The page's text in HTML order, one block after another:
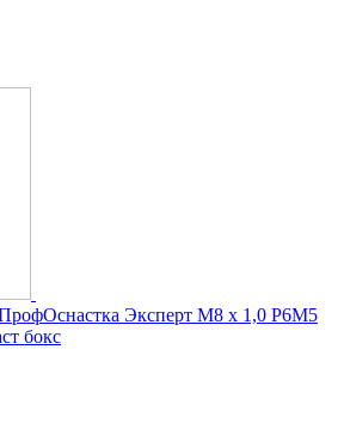
Эксперт M8 x 1,0 P6M5
бокс